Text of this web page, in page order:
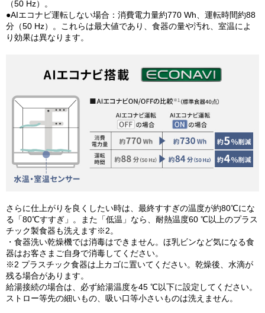
（50 Hz）。
●AIエコナビ運転しない場合：消費電力量約770 Wh、運転時間約88
分（50 Hz）。これらは最大値であり、食器の量や汚れ、室温によ
り効果は異なります。​
さらに仕上がりを良くしたい時は、最終すすぎの温度が約80℃にな
る「80℃すすぎ」。また「低温」なら、耐熱温度60 ℃以上のプラス
チック製食器も洗えます※2。
・食器洗い乾燥機では消毒はできません。ほ乳ビンなど気になる食
器はお客さまご自身で消毒してください。
※2 プラスチック食器は上カゴに置いてください。乾燥後、水滴が
残る場合があります。
給湯接続の場合は、必ず給湯温度を45 ℃以下に設定してください。
ストロー等先の細いもの、吸い口等小さいものは洗えません。